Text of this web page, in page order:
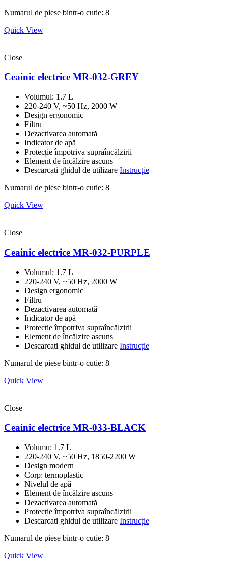
Numarul de piese bintr-o cutie: 8
Quick View
Close
Ceainic electrice MR-032-GREY
Volumul: 1.7 L
220-240 V, ~50 Hz, 2000 W
Design ergonomic
Filtru
Dezactivarea automată
Indicator de apă
Protecție împotriva supraîncălzirii
Element de încălzire ascuns
Descarcati ghidul de utilizare Instrucție
Numarul de piese bintr-o cutie: 8
Quick View
Close
Ceainic electrice MR-032-PURPLE
Volumul: 1.7 L
220-240 V, ~50 Hz, 2000 W
Design ergonomic
Filtru
Dezactivarea automată
Indicator de apă
Protecție împotriva supraîncălzirii
Element de încălzire ascuns
Descarcati ghidul de utilizare Instrucție
Numarul de piese bintr-o cutie: 8
Quick View
Close
Ceainic electrice MR-033-BLACK
Volumu: 1.7 L
220-240 V, ~50 Hz, 1850-2200 W
Design modern
Corp: termoplastic
Nivelul de apă
Element de încălzire ascuns
Dezactivarea automată
Protecție împotriva supraîncălzirii
Descarcati ghidul de utilizare Instrucție
Numarul de piese bintr-o cutie: 8
Quick View